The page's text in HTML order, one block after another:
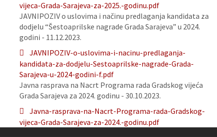
vijeca-Grada-Sarajeva-za-2025.-godinu.pdf
JAVNIPOZIV o uslovima i načinu predlaganja kandidata za
dodjelu “Šestoaprilske nagrade Grada Sarajeva” u 2024.
godini - 11.12.2023.
JAVNIPOZIV-o-uslovima-i-nacinu-predlaganja-
kandidata-za-dodjelu-Sestoaprilske-nagrade-Grada-
Sarajeva-u-2024-godini-f.pdf
Javna rasprava na Nacrt Programa rada Gradskog vijeća
Grada Sarajeva za 2024. godinu - 30.10.2023.
Javna-rasprava-na-Nacrt-Programa-rada-Gradskog-
vijeca-Grada-Sarajeva-za-2024.-godinu.pdf